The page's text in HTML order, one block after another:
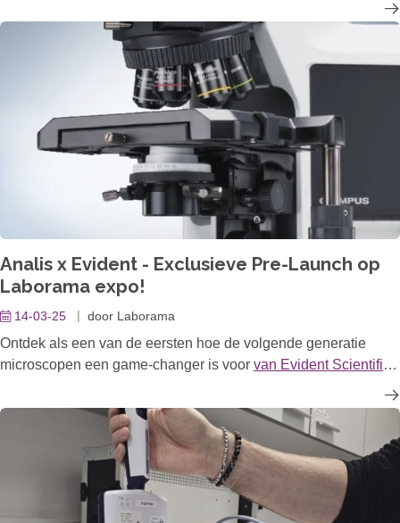
vaste monsters. Dankzij deOMNIS Softwareen de modulaire
samenwerking met onze OMNIS Titrators
bieden we een
volledig geïntegreerde oplossing die zich perfect aanpast aan
jouw labo, ongeacht de complexiteit van je analyses.
Analis x Evident - Exclusieve Pre-Launch op
Laborama expo!
14-03-25 door Laborama
Ontdek als een van de eersten hoe de volgende generatie
microscopen een game-changer is voor van Evident Scientific
Evident was oorspronkelijk de divisie Scientific Solutions van
Olympus Corporation voordat het in 2022 een zelfstandig
bedrijf werd en in 2023 volledig onafhankelijk werd.
Ze beschikken over een eeuw aan expertise met
baanbrekende innovatie om precisie en prestaties opnieuw te